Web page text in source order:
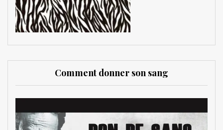
Comment donner son sang